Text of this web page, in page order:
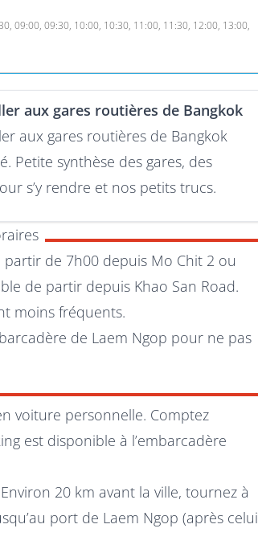
09:00, 09:30, 10:00, 10:30, 11:00, 11:30, 12:00, 13:00,
aux gares routières de Bangkok
aux gares routières de Bangkok
Petite synthèse des gares, des
s’y rendre et nos petits trucs.
de 7h00 depuis Mo Chit 2 ou
de partir depuis Khao San Road.
moins fréquents.
de Laem Ngop pour ne pas
voiture personnelle. Comptez
est disponible à l’embarcadère
20 km avant la ville, tournez à
port de Laem Ngop (après celui